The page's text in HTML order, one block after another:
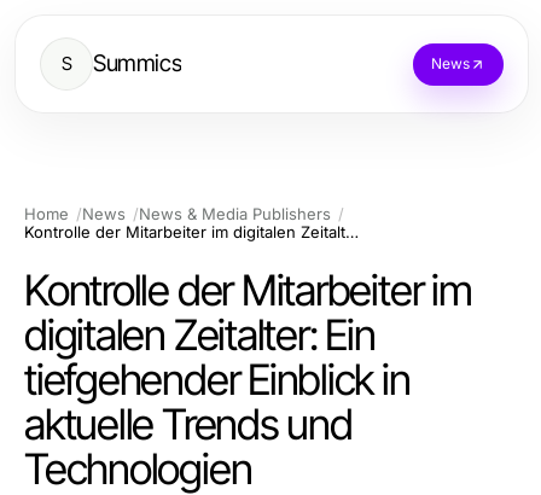
S Summics News
Home News
News & Media Publishers
Kontrolle der Mitarbeiter im digitalen Zeitalter: Ein tiefgehender Einblick in aktuelle Trends und Technologien
Kontrolle der Mitarbeiter im
digitalen Zeitalter: Ein
tiefgehender Einblick in
aktuelle Trends und
Technologien